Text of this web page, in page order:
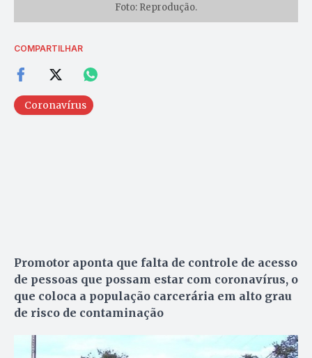
Foto: Reprodução.
COMPARTILHAR
Coronavírus
Promotor aponta que falta de controle de acesso
de pessoas que possam estar com coronavírus, o
que coloca a população carcerária em alto grau
de risco de contaminação